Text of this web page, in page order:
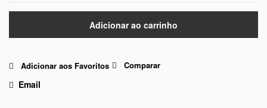
Adicionar ao carrinho
Adicionar aos Favoritos Comparar
Email